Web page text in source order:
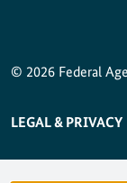
© 2026 Federal
SERVICE
LEGAL & PRIVACY
ACCESSIBILITY